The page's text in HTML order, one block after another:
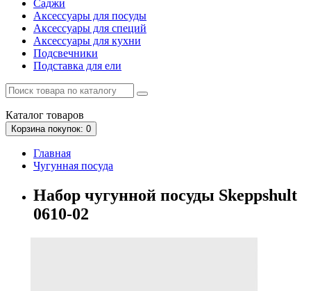
Саджи
Аксессуары для посуды
Аксессуары для специй
Аксессуары для кухни
Подсвечники
Подставка для ели
Каталог товаров
Корзинапокупок: 0
Главная
Чугунная посуда
Набор чугунной посуды Skeppshult
0610-02